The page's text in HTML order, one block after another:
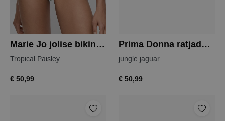
Marie Jo jolise bikini slip
Tropical Paisley
€ 50,99
Prima Donna ratjada bikini slip
jungle jaguar
€ 50,99